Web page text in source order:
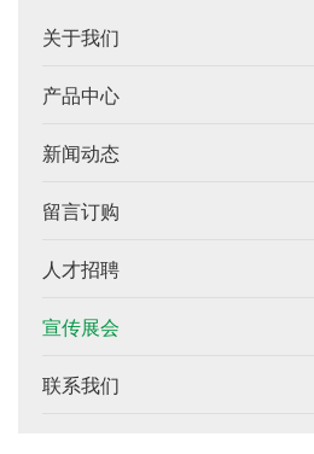
关于我们
产品中心
新闻动态
留言订购
人才招聘
宣传展会
联系我们